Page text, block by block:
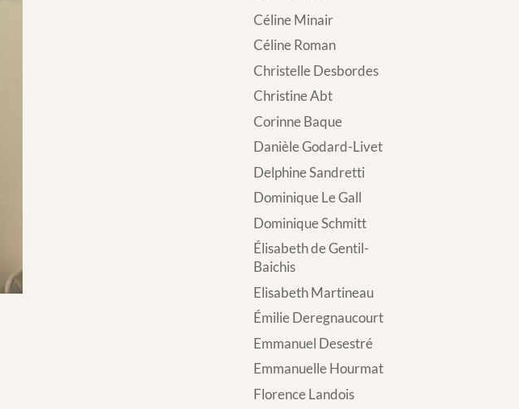
Céline Minair
Céline Roman
Christelle Desbordes
Christine Abt
Corinne Baque
Danièle Godard-Livet
Delphine Sandretti
Dominique Le Gall
Dominique Schmitt
Élisabeth de Gentil-
Baichis
Elisabeth Martineau
Émilie Deregnaucourt
Emmanuel Desestré
Emmanuelle Hourmat
Florence Landois